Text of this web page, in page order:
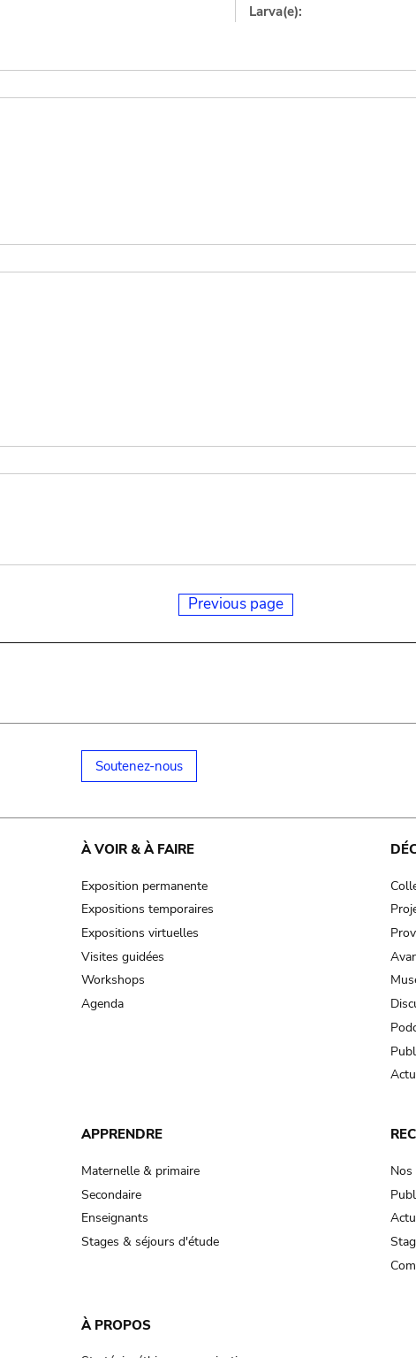
Larva(e):
Previous page
Soutenez-nous
À VOIR & À FAIRE
Exposition permanente
Expositions temporaires
Expositions virtuelles
Visites guidées
Workshops
Agenda
APPRENDRE
Maternelle & primaire
Secondaire
Enseignants
Stages & séjours d'étude
Nos
À PROPOS